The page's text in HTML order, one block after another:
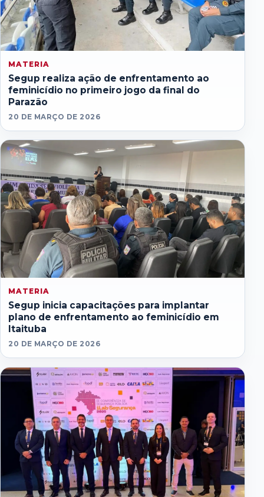
MATERIA
Segup realiza ação de enfrentamento ao
feminicídio no primeiro jogo da final do
Parazão
20 DE MARÇO DE 2026
MATERIA
Segup inicia capacitações para implantar
plano de enfrentamento ao feminicídio em
Itaituba
20 DE MARÇO DE 2026